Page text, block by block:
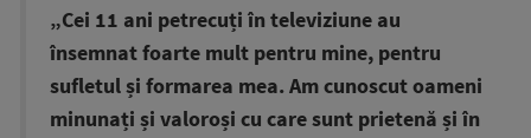
„Cei 11 ani petrecuți în televiziune au
însemnat foarte mult pentru mine, pentru
sufletul și formarea mea. Am cunoscut oameni
minunați și valoroși cu care sunt prietenă și în